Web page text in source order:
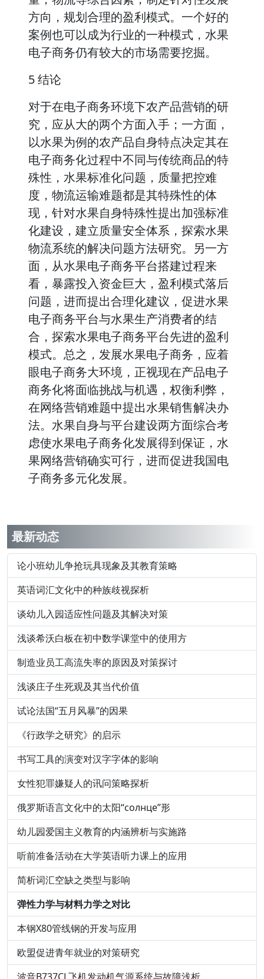
方向，规划合理的盈利模式。一个好的
案例也可以成为行业的一种模式，水果
电子商务仍有较大的市场需要挖掘。
5 结论
对于在电子商务环境下农产品营销的研
究，应从大的两个方面入手；一方面，
以水果为例的农产品自身特点决定其在
电子商务化过程中不同与传统商品的特
殊性，水果标准化问题，质量把控难
度，物流运输难题都是其特殊性的体
现，针对水果自身特殊性提出加强标准
化建设，建立质量安全体系，探索水果
物流系统的解决问题方法研究。另一方
面，从水果电子商务平台搭建过程来
看，暴露投入资金巨大，盈利模式落后
问题，进而提出合理化建议，促进水果
电子商务平台与水果生产消费者的结
合，探索水果电子商务平台先进的盈利
模式。总之，发展水果电子商务，应着
眼电子商务大环境，正视现在产品电子
商务化将面临挑战与机遇，权衡利弊，
在网络营销难题中提出水果销售解决办
法。水果自身与平台建设两方面综合考
虑使水果电子商务化发展得到保证，水
果网络营销确实可行，进而促进我国电
子商务多元化发展。
最新动态
论小班幼儿争抢玩具现象及其教育策略
英语词汇文化中的种族歧视探析
谈幼儿入园适应性问题及其解决对策
浅谈希沃白板在初中数学课堂中的使用方
制造业员工高流失率的原因及对策探讨
浅谈庄子生死观及其当代价值
试论法国“五月风暴”的因果
《行政学之研究》的启示
书写工具的演变对汉字字体的影响
女性犯罪嫌疑人的讯问策略探析
俄罗斯语言文化中的太阳“солнце”形
幼儿园爱国主义教育的内涵辨析与实施路
听前准备活动在大学英语听力课上的应用
简析词汇空缺之类型与影响
弹性力学与材料力学之对比
本钢X80管线钢的开发与应用
欧盟促进青年就业的对策研究